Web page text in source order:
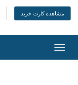
مشاهده کارت خرید
تغییر